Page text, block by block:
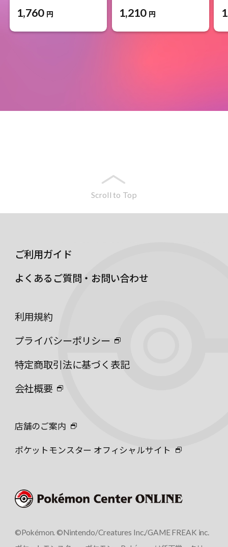
1,760 円 1,210 円
Scroll to Top
ご利用ガイド
よくあるご質問・お問い合わせ
利用規約
プライバシーポリシー
特定商取引法に基づく表記
会社概要
店舗のご案内
ポケットモンスター オフィシャルサイト
©Pokémon. ©Nintendo/Creatures Inc./GAME FREAK inc.